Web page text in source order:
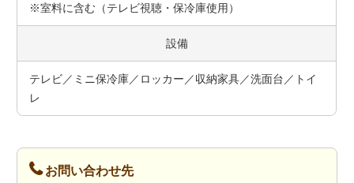
※室料に含む（テレビ視聴・保冷庫使用）
設備
テレビ／ミニ保冷庫／ロッカー／収納家具／洗面台／トイ
レ
お問い合わせ先